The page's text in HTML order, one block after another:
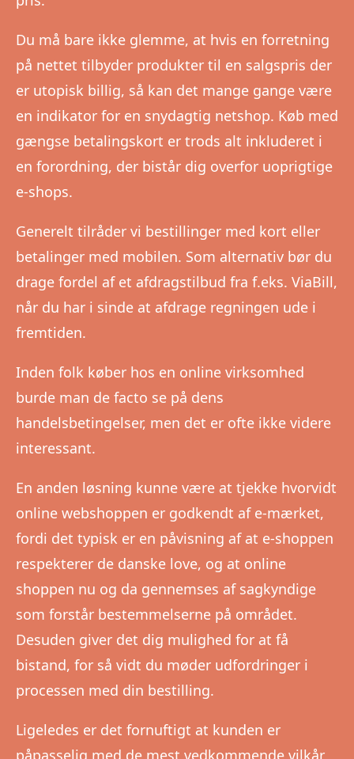
Du må bare ikke glemme, at hvis en forretning
på nettet tilbyder produkter til en salgspris der
er utopisk billig, så kan det mange gange være
en indikator for en snydagtig netshop. Køb med
gængse betalingskort er trods alt inkluderet i
en forordning, der bistår dig overfor uoprigtige
e-shops.
Generelt tilråder vi bestillinger med kort eller
betalinger med mobilen. Som alternativ bør du
drage fordel af et afdragstilbud fra f.eks. ViaBill,
når du har i sinde at afdrage regningen ude i
fremtiden.
Inden folk køber hos en online virksomhed
burde man de facto se på dens
handelsbetingelser, men det er ofte ikke videre
interessant.
En anden løsning kunne være at tjekke hvorvidt
online webshoppen er godkendt af e-mærket,
fordi det typisk er en påvisning af at e-shoppen
respekterer de danske love, og at online
shoppen nu og da gennemses af sagkyndige
som forstår bestemmelserne på området.
Desuden giver det dig mulighed for at få
bistand, for så vidt du møder udfordringer i
processen med din bestilling.
Ligeledes er det fornuftigt at kunden er
påpasselig med de mest vedkommende vilkår